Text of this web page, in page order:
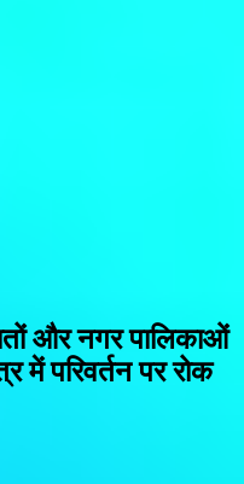
और नगर पालिकाओं
में परिवर्तन पर रोक